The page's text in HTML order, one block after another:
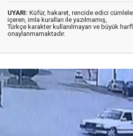
UYARI: Küfür, hakaret, rencide edici
içeren, imla kuralları ile yazılmamış,
Türkçe karakter kullanılmayan ve büyük
onaylanmamaktadır.